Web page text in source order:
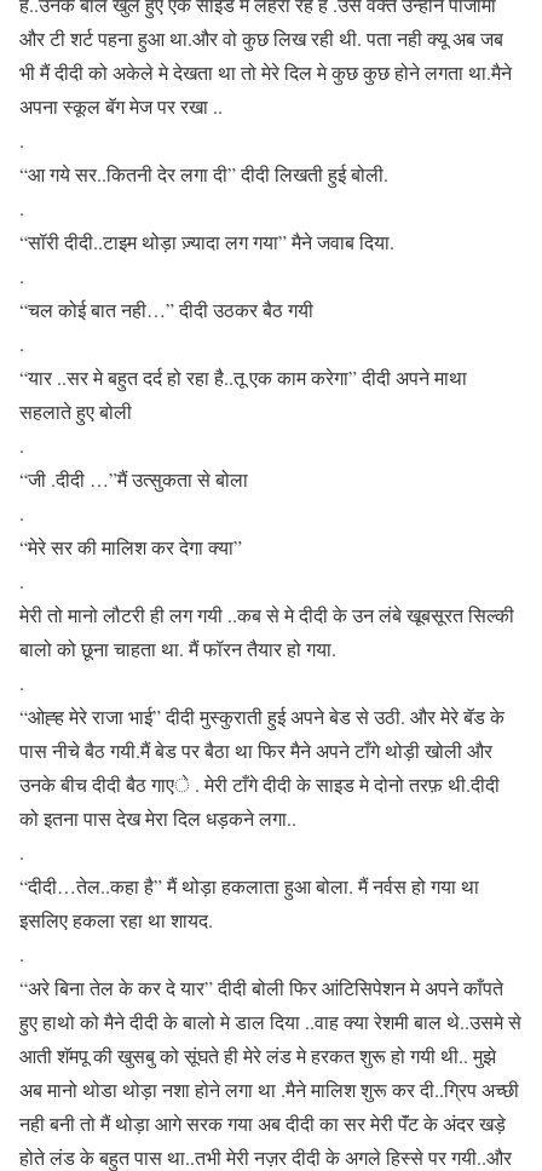
और टी शर्ट पहना हुआ था.और वो कुछ लिख रही थी. पता नही क्यू अब जब
भी मैं दीदी को अकेले मे देखता था तो मेरे दिल मे कुछ कुछ होने लगता था.मैने
अपना स्कूल बॅग मेज पर रखा ..
.
“आ गये सर..कितनी देर लगा दी” दीदी लिखती हुई बोली.
.
“सॉरी दीदी..टाइम थोड़ा ज़्यादा लग गया” मैने जवाब दिया.
.
“चल कोई बात नही…” दीदी उठकर बैठ गयी
.
“यार ..सर मे बहुत दर्द हो रहा है..तू एक काम करेगा” दीदी अपने माथा
सहलाते हुए बोली
.
“जी .दीदी …”मैं उत्सुकता से बोला
.
“मेरे सर की मालिश कर देगा क्या”
.
मेरी तो मानो लौटरी ही लग गयी ..कब से मे दीदी के उन लंबे खूबसूरत सिल्की
बालो को छूना चाहता था. मैं फॉरन तैयार हो गया.
.
“ओह्ह मेरे राजा भाई” दीदी मुस्कुराती हुई अपने बेड से उठी. और मेरे बॅड के
पास नीचे बैठ गयी.मैं बेड पर बैठा था फिर मैने अपने टाँगे थोड़ी खोली और
उनके बीच दीदी बैठ गाएे . मेरी टाँगे दीदी के साइड मे दोनो तरफ़ थी.दीदी
को इतना पास देख मेरा दिल धड़कने लगा..
.
“दीदी…तेल..कहा है” मैं थोड़ा हकलाता हुआ बोला. मैं नर्वस हो गया था
इसलिए हकला रहा था शायद.
.
“अरे बिना तेल के कर दे यार” दीदी बोली फिर आंटिसिपेशन मे अपने काँपते
हुए हाथो को मैने दीदी के बालो मे डाल दिया ..वाह क्या रेशमी बाल थे..उसमे से
आती शॅमपू की खुसबु को सूंघते ही मेरे लंड मे हरकत शुरू हो गयी थी.. मुझे
अब मानो थोडा थोड़ा नशा होने लगा था .मैने मालिश शुरू कर दी..ग्रिप अच्छी
नही बनी तो मैं थोड़ा आगे सरक गया अब दीदी का सर मेरी पॅंट के अंदर खड़े
होते लंड के बहुत पास था..तभी मेरी नज़र दीदी के अगले हिस्से पर गयी..और